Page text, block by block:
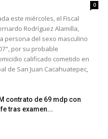
0
este miércoles, el Fiscal
Rodríguez Alamilla,
persona del sexo masculino
por su probable
calificado cometido en
de San Juan Cacahuatepec,
contrato de 69 mdp con
tras examen...